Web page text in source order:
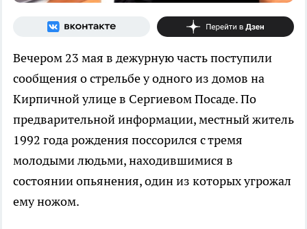
Вечером 23 мая в дежурную часть поступили
сообщения о стрельбе у одного из домов на
Кирпичной улице в Сергиевом Посаде. По
предварительной информации, местный житель
1992 года рождения поссорился с тремя
молодыми людьми, находившимися в
состоянии опьянения, один из которых угрожал
ему ножом.